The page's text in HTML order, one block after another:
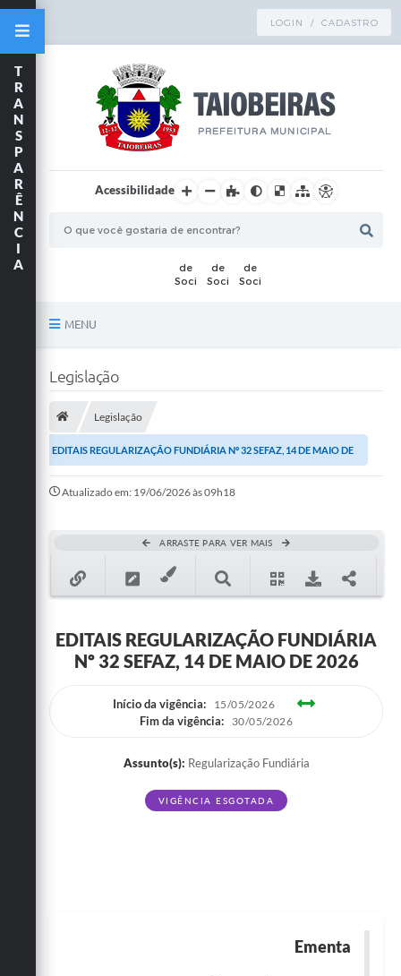
LOGIN / CADASTRO
Acessibilidade
MENU
Publicações
A Prefeitura
Ouvidoria
Legislação
T
R
A
N
S
P
A
R
Ê
N
C
I
A
Legislação
Legislação
EDITAIS REGULARIZAÇÃO FUNDIÁRIA Nº 32 SEFAZ, 14 DE MAIO DE
Atualizado em: 19/06/2026 às 09h18
ARRASTE PARA VER MAIS
EDITAIS REGULARIZAÇÃO FUNDIÁRIA
Nº 32 SEFAZ, 14 DE MAIO DE 2026
Início da vigência: 15/05/2026
Fim da vigência: 30/05/2026
Assunto(s): Regularização Fundiária
VIGÊNCIA ESGOTADA
Ementa